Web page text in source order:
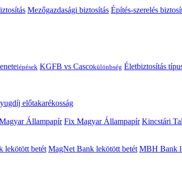
Mezőgazdasági biztosítás Építés-szerelés
lépések KGFB vs Cascokülönbség Életbiztosítás
előtakarékosság
Állampapír Fix Magyar Állampapír Kincstári
lekötött betét MagNet Bank lekötött betét MBH Bank